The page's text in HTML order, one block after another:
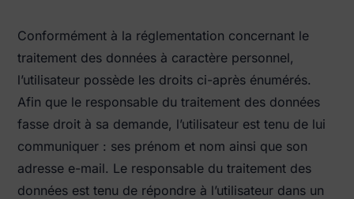
Conformément à la réglementation concernant le
traitement des données à caractère personnel,
l’utilisateur possède les droits ci-après énumérés.
Afin que le responsable du traitement des données
fasse droit à sa demande, l’utilisateur est tenu de lui
communiquer : ses prénom et nom ainsi que son
adresse e-mail. Le responsable du traitement des
données est tenu de répondre à l’utilisateur dans un